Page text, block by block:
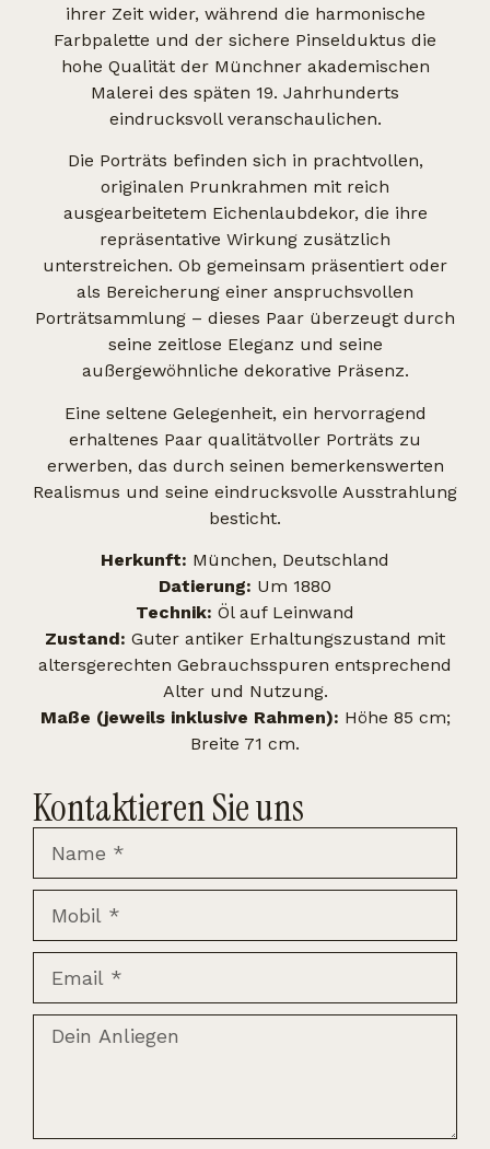
ihrer Zeit wider, während die harmonische
Farbpalette und der sichere Pinselduktus die
hohe Qualität der Münchner akademischen
Malerei des späten 19. Jahrhunderts
eindrucksvoll veranschaulichen.
Die Porträts befinden sich in prachtvollen,
originalen Prunkrahmen mit reich
ausgearbeitetem Eichenlaubdekor, die ihre
repräsentative Wirkung zusätzlich
unterstreichen. Ob gemeinsam präsentiert oder
als Bereicherung einer anspruchsvollen
Porträtsammlung – dieses Paar überzeugt durch
seine zeitlose Eleganz und seine
außergewöhnliche dekorative Präsenz.
Eine seltene Gelegenheit, ein hervorragend
erhaltenes Paar qualitätvoller Porträts zu
erwerben, das durch seinen bemerkenswerten
Realismus und seine eindrucksvolle Ausstrahlung
besticht.
Herkunft: München, Deutschland
Datierung: Um 1880
Technik: Öl auf Leinwand
Zustand: Guter antiker Erhaltungszustand mit
altersgerechten Gebrauchsspuren entsprechend
Alter und Nutzung.
Maße (jeweils inklusive Rahmen): Höhe 85 cm;
Breite 71 cm.
Kontaktieren Sie uns